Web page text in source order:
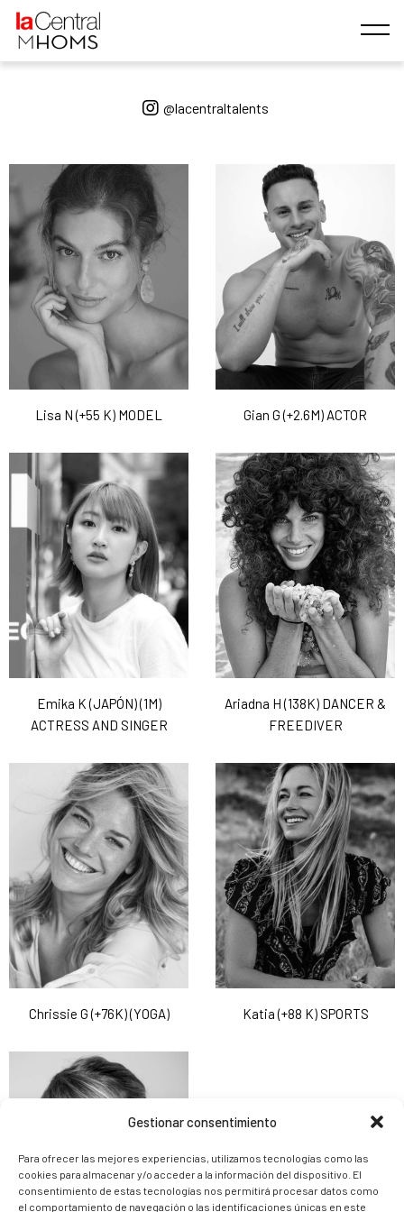
Gestionar consentimiento
Para ofrecer las mejores experiencias, utilizamos tecnologías como las
cookies para almacenar y/o acceder a la información del dispositivo. El
consentimiento de estas tecnologías nos permitirá procesar datos como
el comportamiento de navegación o las identificaciones únicas en este
@lacentraltalents
Lisa N (+55 K) MODEL Gian G (+2.6M) ACTOR
Emika K (JAPÓN) (1M)
ACTRESS AND SINGER
Ariadna H (138K) DANCER &
FREEDIVER
Chrissie G (+76K) (YOGA) Katia (+88 K) SPORTS